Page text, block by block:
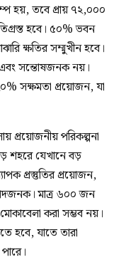
হয়, তবে প্রায় ৭২,০০০
হবে। ৫০% ভবন
ক্ষতির সম্মুখীন হবে।
এবং সন্তোষজনক নয়।
সক্ষমতা প্রয়োজন, যা
প্রয়োজনীয় পরিকল্পনা
শহরে যেখানে বড়
প্রস্তুতির প্রয়োজন,
মাত্র ৬০০ জন
করা সম্ভব নয়।
হবে, যাতে তারা